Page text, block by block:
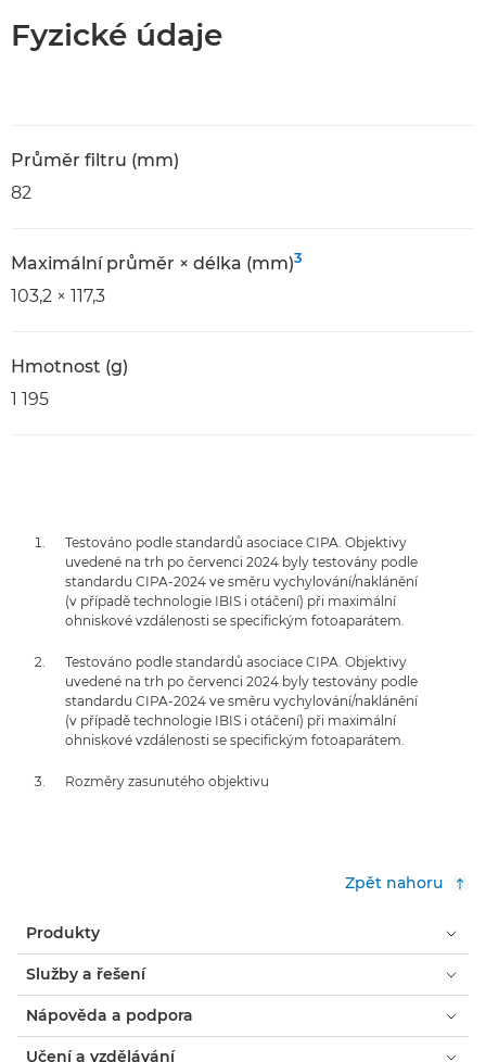
Fyzické údaje
Průměr filtru (mm)
82
Maximální průměr × délka (mm)3
103,2 × 117,3
Hmotnost (g)
1 195
Testováno podle standardů asociace CIPA. Objektivy
uvedené na trh po červenci 2024 byly testovány podle
standardu CIPA-2024 ve směru vychylování/naklánění
(v případě technologie IBIS i otáčení) při maximální
ohniskové vzdálenosti se specifickým fotoaparátem.
Testováno podle standardů asociace CIPA. Objektivy
uvedené na trh po červenci 2024 byly testovány podle
standardu CIPA-2024 ve směru vychylování/naklánění
(v případě technologie IBIS i otáčení) při maximální
ohniskové vzdálenosti se specifickým fotoaparátem.
Rozměry zasunutého objektivu
Zpět nahoru
Produkty
Služby a řešení
Nápověda a podpora
Učení a vzdělávání